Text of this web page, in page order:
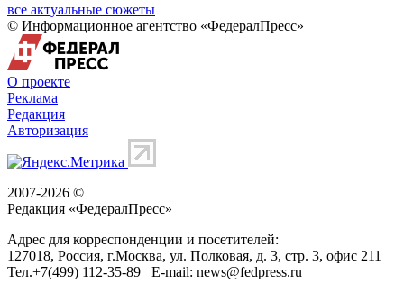
все актуальные сюжеты
© Информационное агентство «ФедералПресс»
О проекте
Реклама
Редакция
Авторизация
2007-2026 ©
Редакция «ФедералПресс»
Адрес для корреспонденции и посетителей:
127018, Россия, г.Москва, ул. Полковая, д. 3, стр. 3, офис 211
Тел.+7(499) 112-35-89 E-mail: news@fedpress.ru